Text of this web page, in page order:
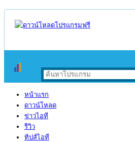
หน้าแรก
ดาวน์โหลด
ข่าวไอที
รีวิว
ทิปส์ไอที